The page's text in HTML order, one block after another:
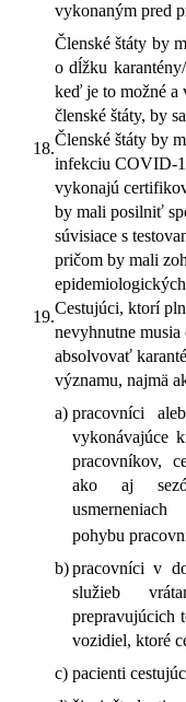
vykonaným pred
Členské štáty by
o dĺžku
keď je to možné a
členské štáty, by
18.Členské štáty by
infekciu COVID-
vykonajú
by mali posilniť
súvisiace s
pričom by mali
19.Cestujúci, ktorí
nevyhnutne
absolvovať
významu, najmä
a) pracovníci
vykonávajúce
pracovníkov,
ako aj
pohybu
b)pracovníci v
služieb
prepravujúcich
vozidiel, ktoré
c) pacienti